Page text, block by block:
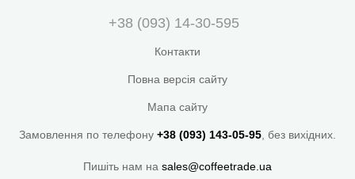
+38 (093) 14-30-595
Контакти
Повна версія сайту
Мапа сайту
Замовлення по телефону +38 (093) 143-05-95 , без вихідних.
Пишіть нам на sales@coffeetrade.ua